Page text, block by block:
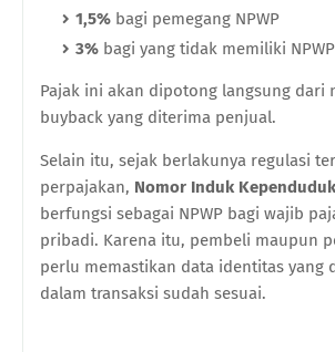
1,5% bagi pemegang NPWP
3% bagi yang tidak memiliki NPWP
Pajak ini akan dipotong langsung dari
buyback yang diterima penjual.
Selain itu, sejak berlakunya regulasi
perpajakan, Nomor Induk
berfungsi sebagai NPWP bagi wajib
pribadi. Karena itu, pembeli maupun
perlu memastikan data identitas yang
dalam transaksi sudah sesuai.